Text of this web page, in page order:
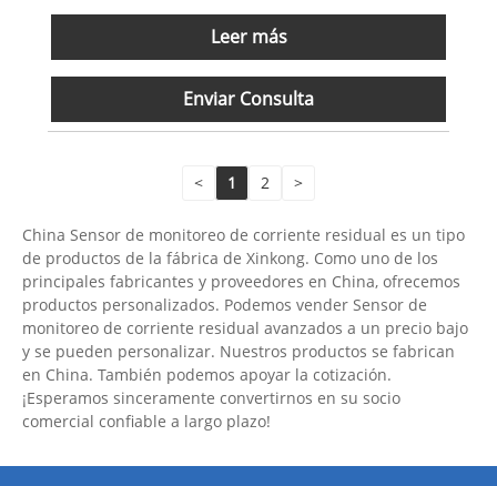
Leer más
Enviar Consulta
< 1 2 >
China Sensor de monitoreo de corriente residual es un tipo
de productos de la fábrica de Xinkong. Como uno de los
principales fabricantes y proveedores en China, ofrecemos
productos personalizados. Podemos vender Sensor de
monitoreo de corriente residual avanzados a un precio bajo
y se pueden personalizar. Nuestros productos se fabrican
en China. También podemos apoyar la cotización.
¡Esperamos sinceramente convertirnos en su socio
comercial confiable a largo plazo!